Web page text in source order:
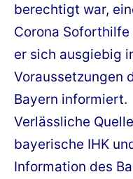
berechtigt war,
Corona
er sich ausgiebig
Voraussetzungen
Bayern informiert.
Verlässliche
bayerische IHK
Information des